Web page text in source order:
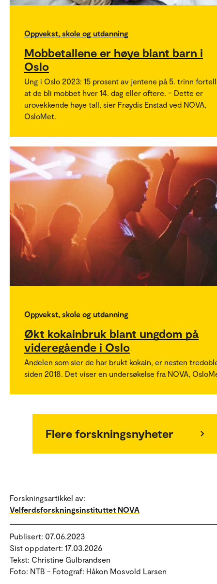
Oppvekst, skole og utdanning
Mobbetallene er høye blant barn i
Oslo
Ung i Oslo 2023: 15 prosent av jentene på 5. trinn
at de bli mobbet hver 14. dag eller oftere. – Dette er
urovekkende høye tall, sier Frøydis Enstad ved NOVA,
OsloMet.
Oppvekst, skole og utdanning
Økt kokainbruk blant ungdom på
videregående i Oslo
Andelen som sier de har brukt kokain, er nesten
siden 2018. Det viser en undersøkelse fra NOVA,
Flere forskningsnyheter
Forskningsartikkel av:
Velferdsforskningsinstituttet NOVA
Publisert: 07.06.2023
Sist oppdatert: 17.03.2026
Tekst: Christine Gulbrandsen
Foto: NTB - Fotograf: Håkon Mosvold Larsen